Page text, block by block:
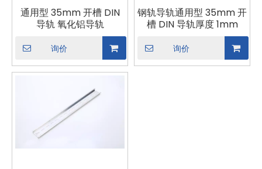
通用型 35mm 开槽 DIN
导轨 氧化铝导轨
询价
钢轨导轨通用型 35mm 开
槽 DIN 导轨厚度 1mm
询价